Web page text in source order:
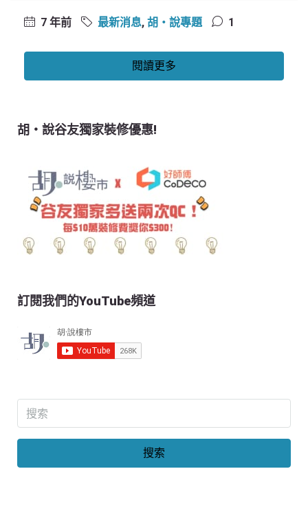
7 年前 最新消息, 胡‧說專題 1
閱讀更多
胡‧說谷友獨家裝修優惠!
訂閱我們的YouTube頻道
搜索